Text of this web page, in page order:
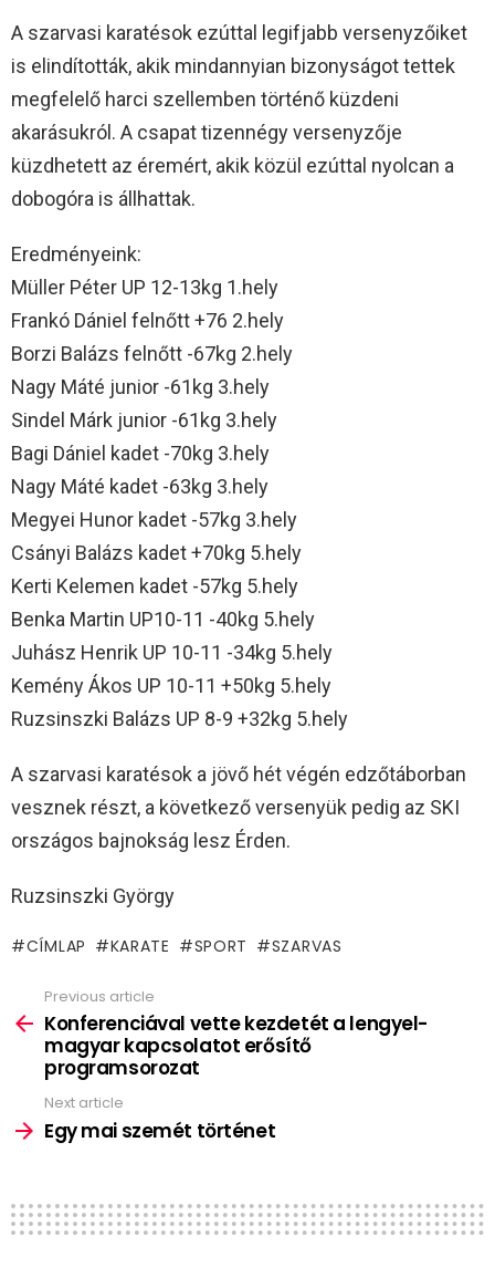
A szarvasi karatésok ezúttal legifjabb versenyzőiket
is elindították, akik mindannyian bizonyságot tettek
megfelelő harci szellemben történő küzdeni
akarásukról. A csapat tizennégy versenyzője
küzdhetett az éremért, akik közül ezúttal nyolcan a
dobogóra is állhattak.
Eredményeink:
Müller Péter UP 12-13kg 1.hely
Frankó Dániel felnőtt +76 2.hely
Borzi Balázs felnőtt -67kg 2.hely
Nagy Máté junior -61kg 3.hely
Sindel Márk junior -61kg 3.hely
Bagi Dániel kadet -70kg 3.hely
Nagy Máté kadet -63kg 3.hely
Megyei Hunor kadet -57kg 3.hely
Csányi Balázs kadet +70kg 5.hely
Kerti Kelemen kadet -57kg 5.hely
Benka Martin UP10-11 -40kg 5.hely
Juhász Henrik UP 10-11 -34kg 5.hely
Kemény Ákos UP 10-11 +50kg 5.hely
Ruzsinszki Balázs UP 8-9 +32kg 5.hely
A szarvasi karatésok a jövő hét végén edzőtáborban
vesznek részt, a következő versenyük pedig az SKI
országos bajnokság lesz Érden.
Ruzsinszki György
CÍMLAP KARATE SPORT SZARVAS
more
Previous article
Konferenciával vette kezdetét a lengyel-
magyar kapcsolatot erősítő
programsorozat
Next article
Egy mai szemét történet